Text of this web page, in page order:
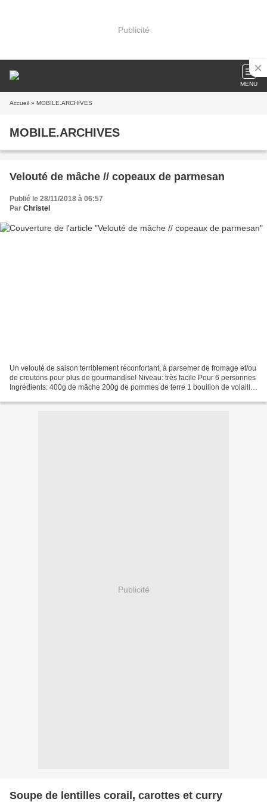
Publicité
MENU
Accueil » MOBILE.ARCHIVES
MOBILE.ARCHIVES
Velouté de mâche // copeaux de parmesan
Publié le 28/11/2018 à 06:57
Par Christel
Un velouté de saison terriblement réconfortant, à parsemer de fromage et/ou
de croutons pour plus de gourmandise! Niveau: très facile Pour 6 personnes
Ingrédients: 400g de mâche 200g de pommes de terre 1 bouillon de volaille
Publicité
Soupe de lentilles corail, carottes et curry